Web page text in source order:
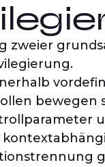
zweier
bewegen